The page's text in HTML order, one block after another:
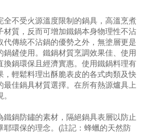
全不受火源溫度限制的鍋具，高溫烹煮
材質，反而可增加鐵鍋本身物理性不沾
代傳統不沾鍋的優勢之外，無塗層更是
鍋鏟使用。鐵鍋材質烹調效果佳、使用
換鍋環保且經濟實惠。使用鐵鍋料理有
，輕鬆料理出酥脆表皮的各式肉類及快
最佳鍋具材質選擇。在所有熱源爐具上
鐵鍋防鏽的素材，隔絕鍋具表層以防止
耶環保的理念。(註記：蜂蠟的天然防